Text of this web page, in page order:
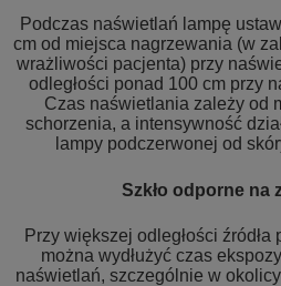
Podczas naświetlań lampę
cm od miejsca nagrzewania (w
wrażliwości pacjenta) przy
odległości ponad 100 cm przy
Czas naświetlania zależy od
schorzenia, a intensywność
lampy podczerwonej od
Szkło odporne na
Przy większej odległości
można wydłużyć czas
naświetlań, szczególnie w